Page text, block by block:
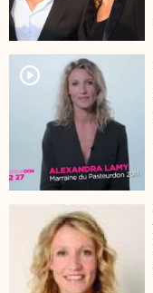
player2